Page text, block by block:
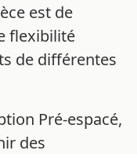
est de
flexibilité
de différentes
Pré-espacé,
des